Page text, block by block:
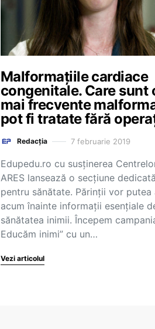
Malformațiile cardiace
congenitale. Care sunt
mai frecvente
pot fi tratate fără
Redacția 7 februarie 2019
Edupedu.ro cu susținerea
ARES lansează o secțiune
pentru sănătate. Părinții vor putea
acum înainte informații esențiale
sănătatea inimii. Începem
Educăm inimi” cu un…
Vezi articolul